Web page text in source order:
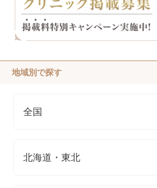
地域別で探す
全国
北海道・東北